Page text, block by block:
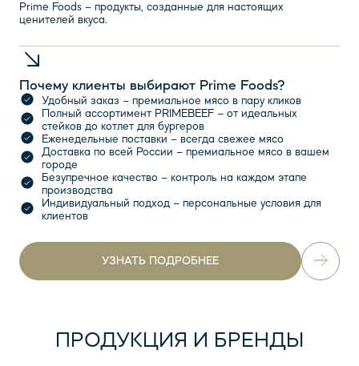
Prime Foods – продукты, созданные для настоящих
ценителей вкуса.
Почему клиенты выбирают Prime Foods?
Удобный заказ – премиальное мясо в пару кликов
Полный ассортимент PRIMEBEEF – от идеальных
стейков до котлет для бургеров
Еженедельные поставки – всегда свежее мясо
Доставка по всей России – премиальное мясо в вашем
городе
Безупречное качество – контроль на каждом этапе
производства
Индивидуальный подход – персональные условия для
клиентов
УЗНАТЬ ПОДРОБНЕЕ
ПРОДУКЦИЯ И БРЕНДЫ